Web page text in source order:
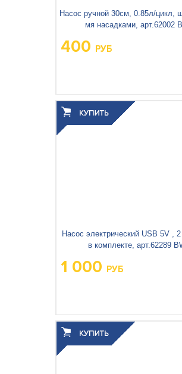
Насос ручной 30см, 0.85л/цикл,
мя насадками, арт.62002
400 РУБ
Объём упаковки, м
Насос электрический USB 5V ,
в комплекте, арт.62289
1 000 РУБ